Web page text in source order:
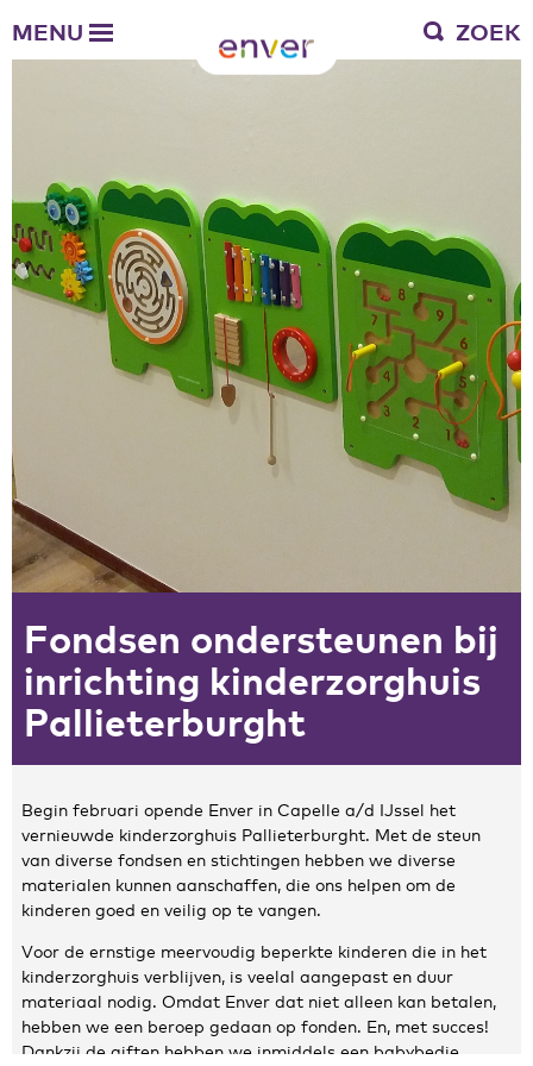
MENU ZOEK
Waar we voor staan
Werken bij Enver
Vacatures
Stages
Enver als werkgever
Vrienden van Enver
Contactgegevens
Zakelijke gegevens
Algemeen
Nieuws
Persoonlijke informatie en privacy
Privacyverklaring website
Contact
Fondsen ondersteunen bij
inrichting kinderzorghuis
Pallieterburght
Begin februari opende Enver in Capelle a/d IJssel het
vernieuwde kinderzorghuis Pallieterburght. Met de steun
van diverse fondsen en stichtingen hebben we diverse
materialen kunnen aanschaffen, die ons helpen om de
kinderen goed en veilig op te vangen.
Voor de ernstige meervoudig beperkte kinderen die in het
kinderzorghuis verblijven, is veelal aangepast en duur
materiaal nodig. Omdat Enver dat niet alleen kan betalen,
hebben we een beroep gedaan op fonden. En, met succes!
Dankzij de giften hebben we inmiddels een babybedje,